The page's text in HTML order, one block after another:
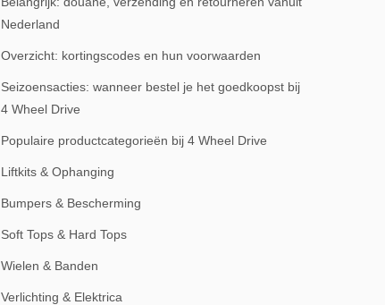
Nederland
Overzicht: kortingscodes en hun voorwaarden
Seizoensacties: wanneer bestel je het goedkoopst bij
4 Wheel Drive
Populaire productcategorieën bij 4 Wheel Drive
Liftkits & Ophanging
Bumpers & Bescherming
Soft Tops & Hard Tops
Wielen & Banden
Verlichting & Elektrica